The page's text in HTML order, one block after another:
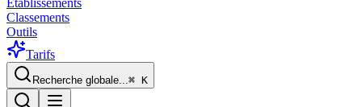
Établissements
Classements
Outils
Tarifs
Recherche globale...⌘ K